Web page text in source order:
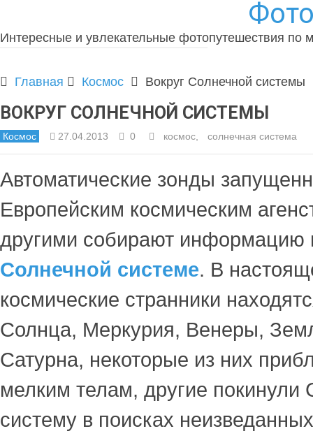
Интересные и увлекательные фотопутешествия по
Главная Космос Вокруг Солнечной системы
ВОКРУГ СОЛНЕЧНОЙ СИСТЕМЫ
Космос 27.04.2013 0 космос солнечная система
Автоматические зонды
Европейским космическим
другими собирают информацию
Солнечной системе. В
космические странники
Солнца, Меркурия, Венеры,
Сатурна, некоторые из них
мелким телам, другие покинули
систему в поисках